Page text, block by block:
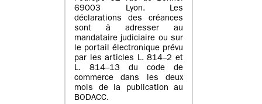
69003 Lyon. Les
déclarations des créances
sont à adresser au
mandataire judiciaire ou sur
le portail électronique prévu
par les articles L. 814–2 et
L. 814–13 du code de
commerce dans les deux
mois de la publication au
BODACC.